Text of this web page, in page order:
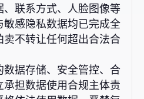
联系方式、人脸图像等
感隐私数据均已完成全
不转让任何超出合法合
据存储、安全管控、合
担数据使用合规主体责